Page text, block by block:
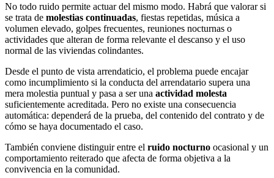
No todo ruido permite actuar del mismo modo. Habrá que valorar si
se trata de molestias continuadas, fiestas repetidas, música a
volumen elevado, golpes frecuentes, reuniones nocturnas o
actividades que alteran de forma relevante el descanso y el uso
normal de las viviendas colindantes.
Desde el punto de vista arrendaticio, el problema puede encajar
como incumplimiento si la conducta del arrendatario supera una
mera molestia puntual y pasa a ser una actividad molesta
suficientemente acreditada. Pero no existe una consecuencia
automática: dependerá de la prueba, del contenido del contrato y de
cómo se haya documentado el caso.
También conviene distinguir entre el ruido nocturno ocasional y un
comportamiento reiterado que afecta de forma objetiva a la
convivencia en la comunidad.